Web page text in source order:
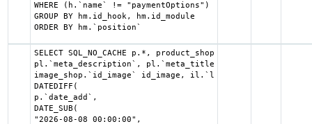
WHERE (h.`name` != "paymentOptions") AND
GROUP BY hm.id_hook, hm.id_module
ORDER BY hm.`position`
SELECT SQL_NO_CACHE p.*, product_shop.*,
pl.`meta_description`, pl.`meta_title`, pl.`name`,
image_shop.`id_image` id_image, il.`legend`, m.`name`
DATEDIFF(
p.`date_add`,
DATE_SUB(
"2026-08-08 00:00:00",